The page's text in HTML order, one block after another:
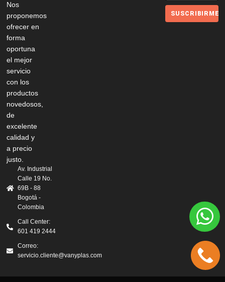
Nos
proponemos
ofrecer en
forma
oportuna
el mejor
servicio
con los
productos
novedosos,
de
excelente
calidad y
a precio
justo.
Av. Industrial
Calle 19 No.
69B - 88
Bogotá -
Colombia
Call Center:
601 419 2444
Correo:
servicio.cliente@vanyplas.com
SUSCRIBIRME